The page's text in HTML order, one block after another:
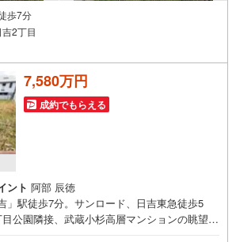
歩7分
2丁目
7,580万円
成約でもらえる
ント 阿部 辰徳
」駅徒歩7分。サンロード、日吉東急徒歩5
公園隣接、武蔵小杉高層マンションの眺望！